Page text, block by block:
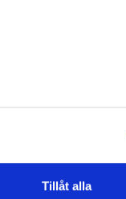
Tillåt alla